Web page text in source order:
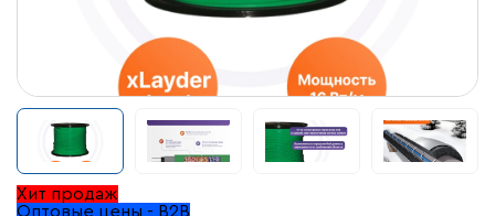
Хит продаж
Оптовые цены - B2B